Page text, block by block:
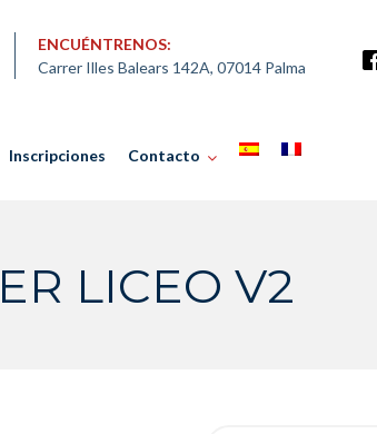
ENCUÉNTRENOS:
Carrer Illes Balears 142A, 07014 Palma
Inscripciones Contacto
LICEO V2